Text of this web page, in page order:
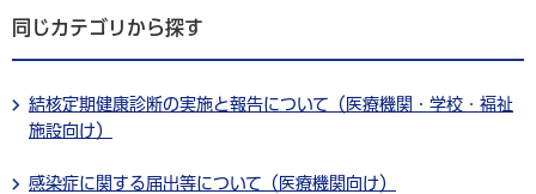
同じカテゴリから探す
結核定期健康診断の実施と報告について（医療機関・学校・福祉
施設向け）
感染症に関する届出等について（医療機関向け）